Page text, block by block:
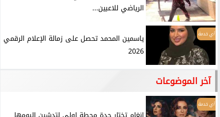
الرياضي للاعبين...
أي خدمة
ياسمين المحمد تحصل على زمالة الإعلام الرقمي
2026
آخر الموضوعات
أي خدمة